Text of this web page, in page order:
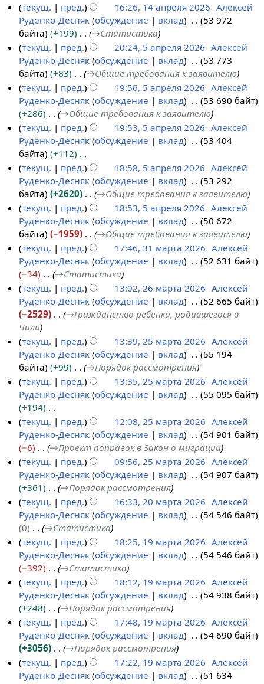
2
6
а
0
а
е
2
6
текущ. пред. 16:26, 14 апреля 2026 Алексей
Руденко-Десняк обсуждение вклад
53 972
байта
+199 →Статистика
п
л
0
текущ. пред. 20:24, 5 апреля 2026 Алексей
Руденко-Десняк обсуждение вклад
53 773
байта
+83 →Общие требования к заявителю
текущ.
пред. 19:56, 5 апреля 2026 Алексей
Руденко-Десняк обсуждение вклад
53 690 байт
+286
→Общие требования к заявителю
текущ.
пред. 19:53, 5 апреля 2026 Алексей
Руденко-Десняк обсуждение вклад
53 404
байта
+112
Н
е
т
о
п
и
с
а
н
и
я
п
р
в
к
и
текущ. пред. 18:58, 5 апреля 2026 Алексей
Руденко-Десняк обсуждение вклад
53 292
байта
+2620 →Общие требования к заявителю
текущ.
пред. 18:53, 5 апреля 2026 Алексей
Руденко-Десняк обсуждение вклад
50 672
байта
−1959 →Общие требования к заявителю
м
а
2
текущ. пред. 17:46, 31 марта 2026 Алексей
Руденко-Десняк обсуждение вклад
52 631 байт
−34
→Статистика
а
а
2
текущ. пред. 13:02, 26 марта 2026 Алексей
Руденко-Десняк обсуждение вклад
52 665 байт
−2529
→Гражданство ребенка, родившегося в
Чили
м
т
0
текущ. пред. 13:39, 25 марта 2026 Алексей
Руденко-Десняк обсуждение вклад
55 194
байта
+99 →Порядок рассмотрения
текущ.
пред. 13:35, 25 марта 2026 Алексей
Руденко-Десняк обсуждение вклад
55 095 байт
+194
Н
е
т
о
п
и
с
а
н
и
я
п
р
а
в
к
и
текущ. пред. 12:08, 25 марта 2026 Алексей
Руденко-Десняк обсуждение вклад
54 901 байт
−6
→Проект поправок в Закон о миграции
текущ.
пред. 09:56, 25 марта 2026 Алексей
Руденко-Десняк обсуждение вклад
54 907 байт
+361
→Порядок рассмотрения
м
т
0
текущ. пред. 16:33, 20 марта 2026 Алексей
Руденко-Десняк обсуждение вклад
54 546 байт
0
→Статистика
м
т
0
текущ. пред. 18:25, 19 марта 2026 Алексей
Руденко-Десняк обсуждение вклад
54 546 байт
−392
→Статистика
текущ.
пред. 18:12, 19 марта 2026 Алексей
Руденко-Десняк обсуждение вклад
54 938 байт
+248
→Порядок рассмотрения
текущ.
пред. 17:48, 19 марта 2026 Алексей
Руденко-Десняк обсуждение вклад
54 690 байт
+3056
→Порядок рассмотрения
текущ.
пред. 17:22, 19 марта 2026 Алексей
Руденко-Десняк обсуждение вклад
51 634